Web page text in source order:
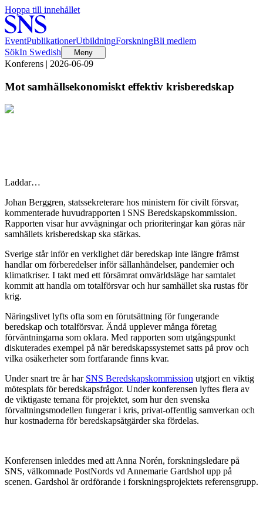
Hoppa till innehållet
EventPublikationerUtbildningForskningBli medlem
SökIn Swedish Meny
Konferens | 2026-06-09
Mot samhällsekonomiskt effektiv krisberedskap
Laddar…
Johan Berggren, statssekreterare hos ministern för civilt försvar,
kommenterade huvudrapporten i SNS Beredskapskommission.
Rapporten visar hur avvägningar och prioriteringar kan göras när
samhällets krisberedskap ska stärkas.
Sverige står inför en verklighet där beredskap inte längre främst
handlar om förberedelser inför sällanhändelser, pandemier och
klimatkriser. I takt med ett försämrat omvärldsläge har samtalet
kommit att handla om totalförsvar och hur samhället ska rustas för
krig.
Näringslivet lyfts ofta som en förutsättning för fungerande
beredskap och totalförsvar. Ändå upplever många företag
förväntningarna som oklara. Med rapporten som utgångspunkt
diskuterades exempel på när beredskapssystemet satts på prov och
vilka osäkerheter som fortfarande finns kvar.
Under snart tre år har SNS Beredskapskommission utgjort en viktig
mötesplats för beredskapsfrågor. Under konferensen lyftes flera av
de viktigaste temana för projektet, som hur den svenska
förvaltningsmodellen fungerar i kris, privat-offentlig samverkan och
hur kostnaderna för beredskapsåtgärder ska fördelas.
Konferensen inleddes med att Anna Norén, forskningsledare på
SNS, välkomnade PostNords vd Annemarie Gardshol upp på
scenen. Gardshol är ordförande i forskningsprojektets referensgrupp.